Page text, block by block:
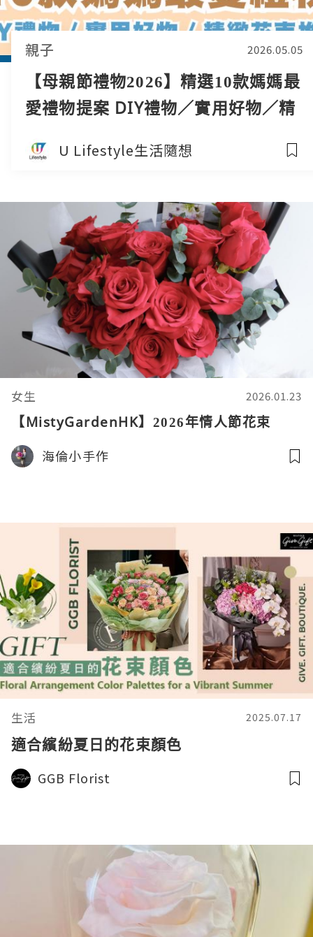
親子 2026.05.05
【母親節禮物2026】精選10款媽媽最
愛禮物提案 DIY禮物／實用好物／精
U Lifestyle生活隨想
女生 2026.01.23
【MistyGardenHK】2026年情人節花束
海倫小手作
生活 2025.07.17
適合繽紛夏日的花束顏色
GGB Florist